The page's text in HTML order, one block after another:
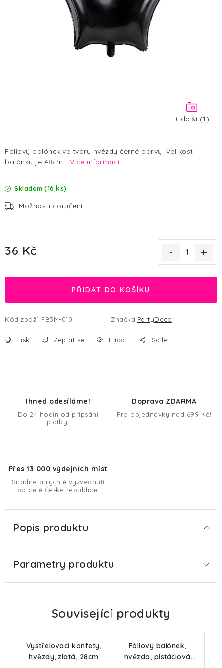
Fóliový balónek ve tvaru hvězdy černé barvy. Velikost
balónku je 48cm.
Více informací
Skladem (16 ks)
Možnosti doručení
36 Kč
PŘIDAT DO KOŠÍKU
Kód zboží: FB3M-010 Značka:PartyDeco
Tisk Zeptat se Hlídat Sdílet
+ další (1)
Ihned odesíláme!
Do 24 hodin od připsání
platby!
Doprava ZDARMA
Pro objednávky nad 699 Kč!
Přes 13 000 výdejních míst
Snadné a rychlé vyzvednutí
po celé České republice!
Popis produktu
Parametry produktu
Související produkty
Vystřelovací konfety,
hvězdy, zlatá, 28cm
Fóliový balónek,
hvězda, pistáciová